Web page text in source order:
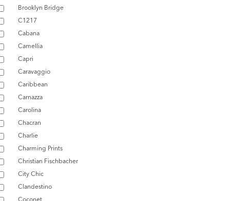
Brooklyn Bridge
C1217
Cabana
Camellia
Capri
Caravaggio
Caribbean
Carnazza
Carolina
Chacran
Charlie
Charming Prints
Christian Fischbacher
City Chic
Clandestino
Coconet